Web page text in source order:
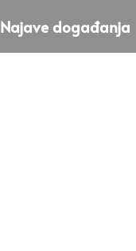
Najave događanja